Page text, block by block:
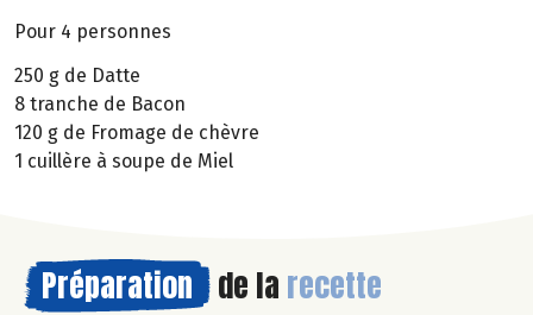
Pour 4 personnes
250 g de Datte
8 tranche de Bacon
120 g de Fromage de chèvre
1 cuillère à soupe de Miel
Préparation de la recette